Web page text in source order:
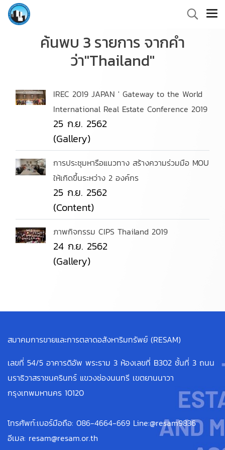
ค้นพบ 3 รายการ จากคำ
ว่า"Thailand"
IREC 2019 JAPAN ' Gateway to the World
International Real Estate Conference 2019
25 ก.ย. 2562
(Gallery)
การประชุมหารือแนวทาง สร้างความร่วมมือ MOU
ให้เกิดขึ้นระหว่าง 2 องค์กร
25 ก.ย. 2562
(Content)
ภาพกิจกรรม CIPS Thailand 2019
24 ก.ย. 2562
(Gallery)
สมาคมการขายและการตลาดอสังหาริมทรัพย์ (RESAM)
เลขที่ 54/5 อาคารดิอัพ พระราม 3 ห้องเลขที่ B302 ชั้นที่ 3 ถนน
นราธิวาสราชนครินทร์ แขวงช่องนนทรี เขตยานนาวา
กรุงเทพมหานคร 10120
โทรศัพท์:เบอร์มือถือ: 086-4664-669 Line:@resam9836
อีเมล: resam@resam.or.th